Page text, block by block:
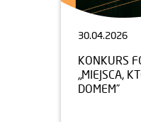
30.04.2026
KONKURS
„MIEJSCA,
DOMEM”